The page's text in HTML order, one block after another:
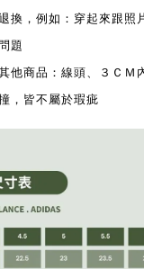
換，例如：穿起來跟照
題
他商品：線頭、３ＣＭ
，皆不屬於瑕疵